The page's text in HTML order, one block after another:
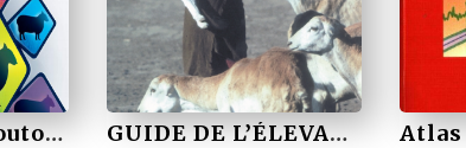
Maladies Du Mouton 3ed GUIDE DE L’ÉLEVAGE DU MOUTON MÉDITERRANÉEN ET TROPICAL